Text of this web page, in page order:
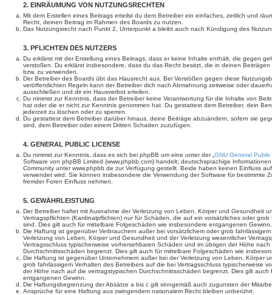
2. EINRÄUMUNG VON NUTZUNGSRECHTEN
Mit dem Erstellen eines Beitrags erteilst du dem Betreiber ein einfaches, zeitlich und
Recht, deinen Beitrag im Rahmen des Boards zu nutzen.
Das Nutzungsrecht nach Punkt 2, Unterpunkt a bleibt auch nach Kündigung des
3. PFLICHTEN DES NUTZERS
Du erklärst mit der Erstellung eines Beitrags, dass er keine Inhalte enthält, die gegen
verstoßen. Du erklärst insbesondere, dass du das Recht besitzt, die in deinen
bzw. zu verwenden.
Der Betreiber des Boards übt das Hausrecht aus. Bei Verstößen gegen diese
veröffentlichten Regeln kann der Betreiber dich nach Abmahnung zeitweise oder
ausschließen und dir ein Hausverbot erteilen.
Du nimmst zur Kenntnis, dass der Betreiber keine Verantwortung für die Inhalte von
hat oder die er nicht zur Kenntnis genommen hat. Du gestattest dem Betreiber, dein
jederzeit zu löschen oder zu sperren.
Du gestattest dem Betreiber darüber hinaus, deine Beiträge abzuändern, sofern sie
sind, dem Betreiber oder einem Dritten Schaden zuzufügen.
4. GENERAL PUBLIC LICENSE
Du nimmst zur Kenntnis, dass es sich bei phpBB um eine unter der „ GNU General
Software von phpBB Limited (www.phpbb.com) handelt; deutschsprachige
Community unter www.phpbb.de zur Verfügung gestellt. Beide haben keinen Einfluss
verwendet wird. Sie können insbesondere die Verwendung der Software für bestimmte
fremder Foren Einfluss nehmen.
5. GEWÄHRLEISTUNG
Der Betreiber haftet mit Ausnahme der Verletzung von Leben, Körper und Gesundheit
Vertragspflichten (Kardinalpflichten) nur für Schäden, die auf ein vorsätzliches oder
sind. Dies gilt auch für mittelbare Folgeschäden wie insbesondere entgangenen Gewinn.
Die Haftung ist gegenüber Verbrauchern außer bei vorsätzlichem oder grob
Verletzung von Leben, Körper und Gesundheit und der Verletzung wesentlicher
Vertragsschluss typischerweise vorhersehbaren Schäden und im übrigen der Höhe
Durchschnittsschäden begrenzt. Dies gilt auch für mittelbare Folgeschäden wie
Die Haftung ist gegenüber Unternehmern außer bei der Verletzung von Leben, Körper
grob fahrlässigem Verhalten des Betreibers auf die bei Vertragsschluss typischerweise
der Höhe nach auf die vertragstypischen Durchschnittsschäden begrenzt. Dies gilt
entgangenen Gewinn.
Die Haftungsbegrenzung der Absätze a bis c gilt sinngemäß auch zugunsten der
Ansprüche für eine Haftung aus zwingendem nationalem Recht bleiben unberührt.